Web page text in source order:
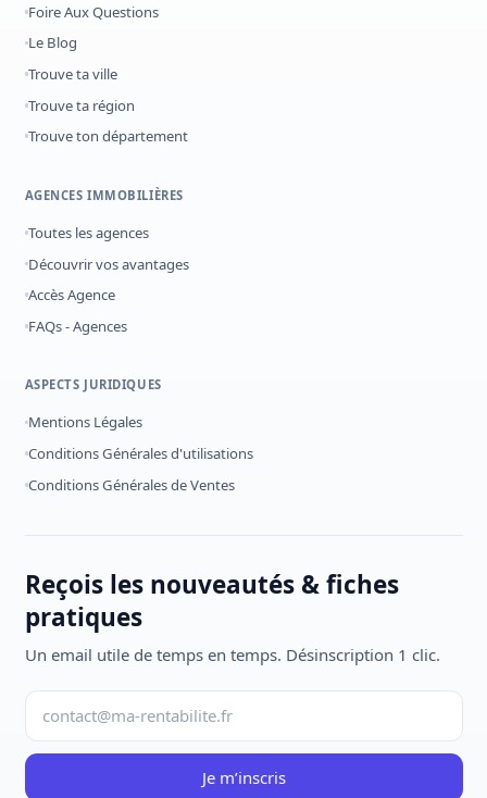
Foire Aux Questions
Le Blog
Trouve ta ville
Trouve ta région
Trouve ton département
AGENCES IMMOBILIÈRES
Toutes les agences
Découvrir vos avantages
Accès Agence
FAQs - Agences
ASPECTS JURIDIQUES
Mentions Légales
Conditions Générales d'utilisations
Conditions Générales de Ventes
Reçois les nouveautés & fiches
pratiques
Un email utile de temps en temps. Désinscription 1 clic.
Je m’inscris